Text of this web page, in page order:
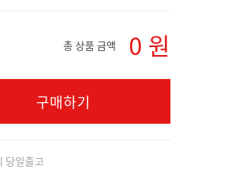
총 상품 금액 0 원
구매하기
당일출고